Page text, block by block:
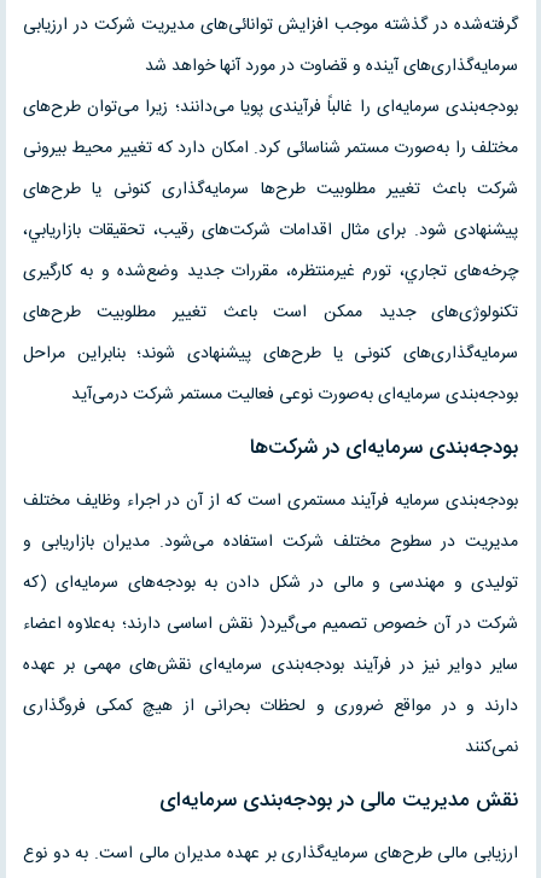
گرفته‌شده در گذشته موجب افزايش توانائى‌هاى مديريت شرکت در ارزيابى
سرمايه‌گذارى‌هاى آينده و قضاوت در مورد آنها خواهد شد
بودجه‌بندى سرمايه‌اى را غالباً فرآيندى پويا مى‌دانند؛ زيرا مى‌توان طرح‌هاى
مختلف را به‌صورت مستمر شناسائى کرد. امکان دارد که تغيير محيط بيرونى
شرکت باعث تغيير مطلوبيت طرح‌ها سرمايه‌گذارى کنونى يا طرح‌هاى
پيشنهادى شود. براى مثال اقدامات شرکت‌هاى رقيب، تحقيقات بازاريابي،
چرخه‌هاى تجاري، تورم غيرمنتظره، مقررات جديد وضع‌شده و به‌ کارگيرى
تکنولوژى‌هاى جديد ممکن است باعث تغيير مطلوبيت طرح‌هاى
سرمايه‌گذارى‌هاى کنونى يا طرح‌هاى پيشنهادى شوند؛ بنابراين مراحل
بودجه‌بندى سرمايه‌اى به‌صورت نوعى فعاليت مستمر شرکت درمى‌آيد
بودجه‌بندى سرمايه‌اى در شرکت‌ها
بودجه‌بندى سرمايه فرآيند مستمرى است که از آن در اجراء وظايف مختلف
مديريت در سطوح مختلف شرکت استفاده مى‌شود. مديران بازاريابى و
توليدى و مهندسى و مالى در شکل دادن به بودجه‌هاى سرمايه‌اى (که
شرکت در آن خصوص تصميم مى‌گيرد( نقش اساسى دارند؛ به‌علاوه اعضاء
ساير دواير نيز در فرآيند بودجه‌بندى سرمايه‌اى نقش‌هاى مهمى بر عهده
دارند و در مواقع ضرورى و لحظات بحرانى از هيچ کمکى فروگذارى
نمى‌کنند
نقش مديريت مالى در بودجه‌بندى سرمايه‌اى
ارزيابى مالى طرح‌هاى سرمايه‌گذارى بر عهده مديران مالى است. به دو نوع